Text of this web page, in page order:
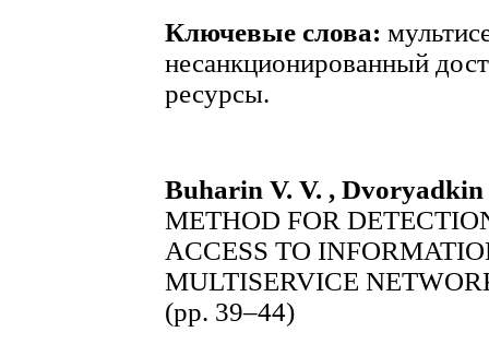
Ключевые слова:
несанкционированный
ресурсы.
Buharin V. V. , Dvoryadkin
METHOD FOR
ACCESS TO
MULTISERVICE
(pp. 39–44)